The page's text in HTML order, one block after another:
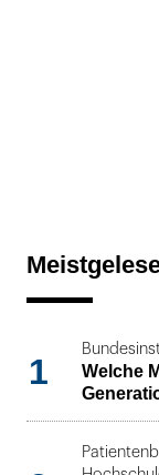
1
Welche